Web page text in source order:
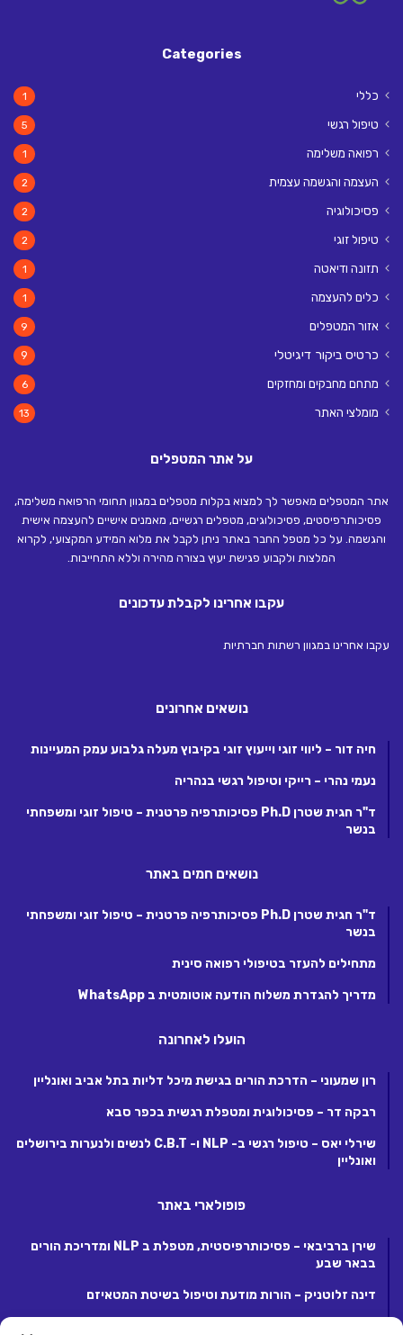
Categories
כללי 1
טיפול רגשי 5
רפואה משלימה 1
העצמה והגשמה עצמית 2
פסיכולוגיה 2
טיפול זוגי 2
תזונה ודיאטה 1
כלים להעצמה 1
אזור המטפלים 9
כרטיס ביקור דיגיטלי 9
מתחם מחבקים ומחזקים 6
מומלצי האתר 13
על אתר המטפלים
אתר המטפלים מאפשר לך למצוא בקלות מטפלים במגוון תחומי הרפואה משלימה,
פסיכותרפיסטים, פסיכולוגים, מטפלים רגשיים, מאמנים אישיים להעצמה אישית
והגשמה. על כל מטפל החבר באתר ניתן לקבל את מלוא המידע המקצועי, לקרוא
המלצות ולקבוע פגישת יעוץ בצורה מהירה וללא התחייבות.
עקבו אחרינו לקבלת עדכונים
עקבו אחרינו במגוון רשתות חברתיות
נושאים אחרונים
חיה דור – ליווי זוגי וייעוץ זוגי בקיבוץ מעלה גלבוע עמק המעיינות
נעמי נהרי – רייקי וטיפול רגשי בנהריה
ד"ר חגית שטרן Ph.D פסיכותרפיה פרטנית – טיפול זוגי ומשפחתי
בנשר
נושאים חמים באתר
ד"ר חגית שטרן Ph.D פסיכותרפיה פרטנית – טיפול זוגי ומשפחתי
בנשר
מתחילים להעזר בטיפולי רפואה סינית
מדריך להגדרת משלוח הודעה אוטומטית ב WhatsApp
הועלו לאחרונה
רון שמעוני – הדרכת הורים בגישת מיכל דליות בתל אביב ואונליין
רבקה דר – פסיכולוגית ומטפלת רגשית בכפר סבא
שירלי יאס – טיפול רגשי ב- NLP ו- C.B.T לנשים ולנערות בירושלים
ואונליין
פופולארי באתר
שירן ברביבאי – פסיכותרפיסטית, מטפלת ב NLP ומדריכת הורים
בבאר שבע
דינה זלוטניק – הורות מודעת וטיפול בשיטת המטאיזם